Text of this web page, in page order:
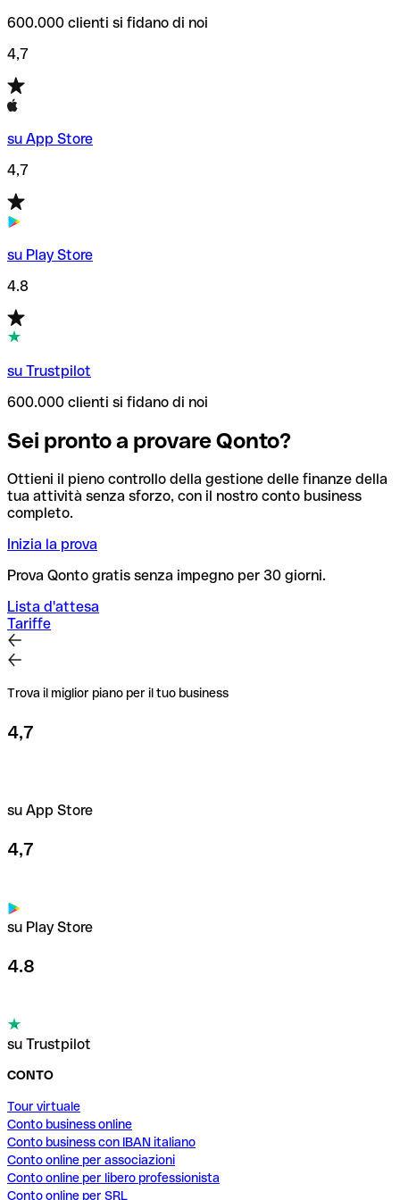
600.000 clienti si fidano di noi
4,7
su App Store
4,7
su Play Store
4.8
su Trustpilot
600.000 clienti si fidano di noi
Sei pronto a provare Qonto?
Ottieni il pieno controllo della gestione delle finanze della
tua attività senza sforzo, con il nostro conto business
completo.
Inizia la prova
Prova Qonto gratis senza impegno per 30 giorni.
Lista d'attesa
Tariffe
Trova il miglior piano per il tuo business
4,7
su App Store
4,7
su Play Store
4.8
su Trustpilot
CONTO
Tour virtuale
Conto business online
Conto business con IBAN italiano
Conto online per associazioni
Conto online per libero professionista
Conto online per SRL